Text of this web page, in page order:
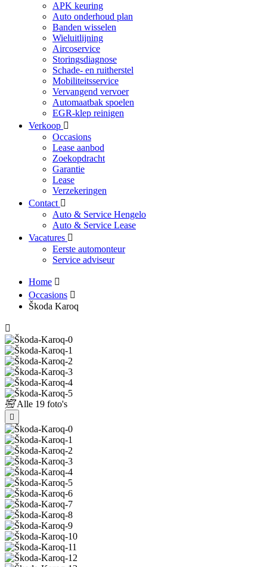
APK keuring
Auto onderhoud plan
Banden wisselen
Wieluitlijning
Aircoservice
Storingsdiagnose
Schade- en ruitherstel
Mobiliteitsservice
Vervangend vervoer
Automaatbak spoelen
EGR-klep reinigen
Verkoop
Occasions
Lease aanbod
Zoekopdracht
Garantie
Lease
Verzekeringen
Contact
Auto & Service Hengelo
Auto & Service Lease
Vacatures
Eerste automonteur
Service adviseur
Home
Occasions
Škoda Karoq
Alle 19 foto's